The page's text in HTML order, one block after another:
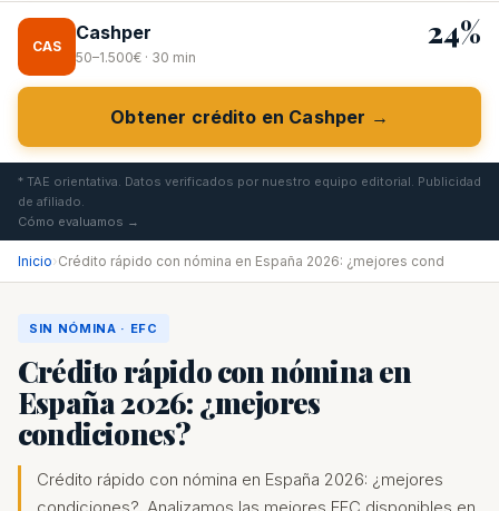
CAS
Cashper
50–1.500€ · 30 min
24%
Obtener crédito en Cashper →
* TAE orientativa. Datos verificados por nuestro equipo editorial. Publicidad
de afiliado.
Cómo evaluamos →
Inicio›Crédito rápido con nómina en España 2026: ¿mejores cond
SIN NÓMINA · EFC
Crédito rápido con nómina en
España 2026: ¿mejores
condiciones?
Crédito rápido con nómina en España 2026: ¿mejores